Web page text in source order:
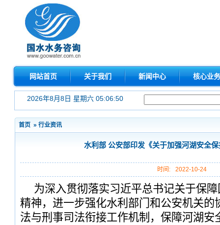
网站首页 关于我们 新闻中心 核心业务
2026年8月8日 星期六 05:06:50
首页 » 行业资讯
水利部 公安部印发《关于加强河湖安全
时间: 2022-10-24
为深入贯彻落实习近平总书记关于保
精神，进一步强化水利部门和公安机关的
法与刑事司法衔接工作机制，保障河湖安